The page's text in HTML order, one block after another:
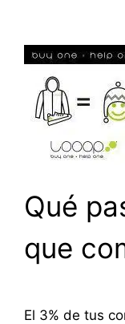
Qué
que
El 3% de tus